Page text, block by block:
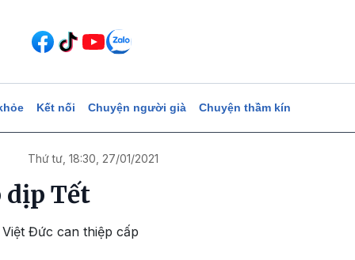
Kết nối Chuyện người già Chuyện thầm kín
Thứ tư, 18:30, 27/01/2021
dịp Tết
Đức can thiệp cấp